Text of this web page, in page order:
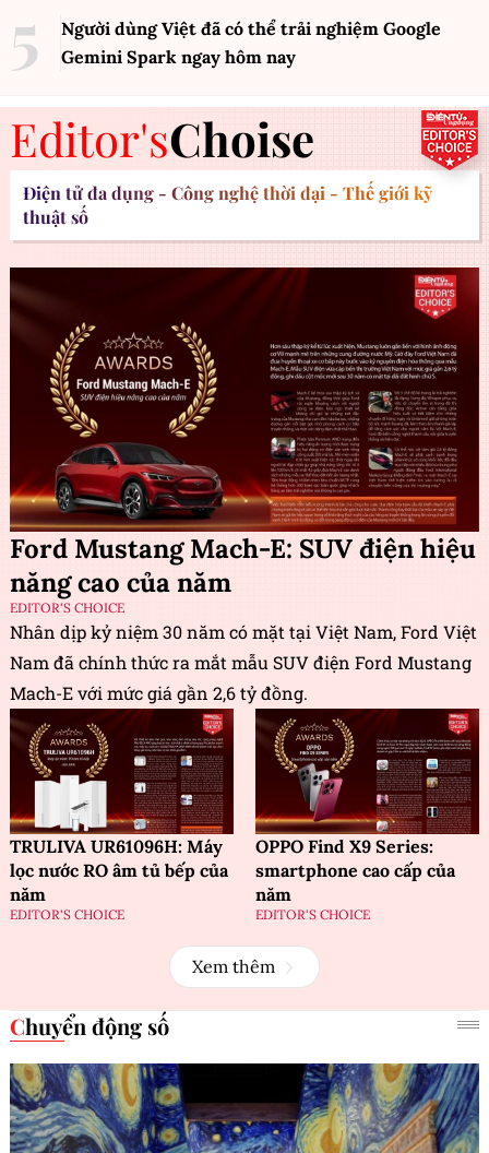
Người dùng Việt đã có thể trải nghiệm Google
Gemini Spark ngay hôm nay
Editor'sChoise
Điện tử đa dụng - Công nghệ thời đại - Thế giới kỹ
thuật số
Ford Mustang Mach-E: SUV điện hiệu
năng cao của năm
EDITOR'S CHOICE
Nhân dịp kỷ niệm 30 năm có mặt tại Việt Nam, Ford Việt
Nam đã chính thức ra mắt mẫu SUV điện Ford Mustang
Mach-E với mức giá gần 2,6 tỷ đồng.
TRULIVA UR61096H: Máy
lọc nước RO âm tủ bếp của
năm
EDITOR'S CHOICE
OPPO Find X9 Series:
smartphone cao cấp của
năm
EDITOR'S CHOICE
Xem thêm
Chuyển động số